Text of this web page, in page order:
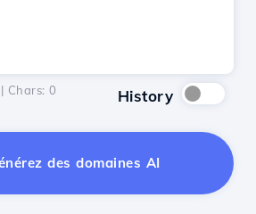
Chars: 0 History
des domaines AI